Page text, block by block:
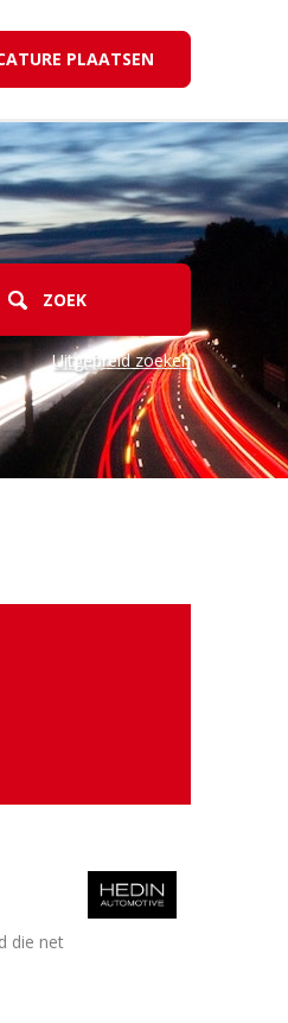
PLAATSEN
Uitgebreid zoeken
die net